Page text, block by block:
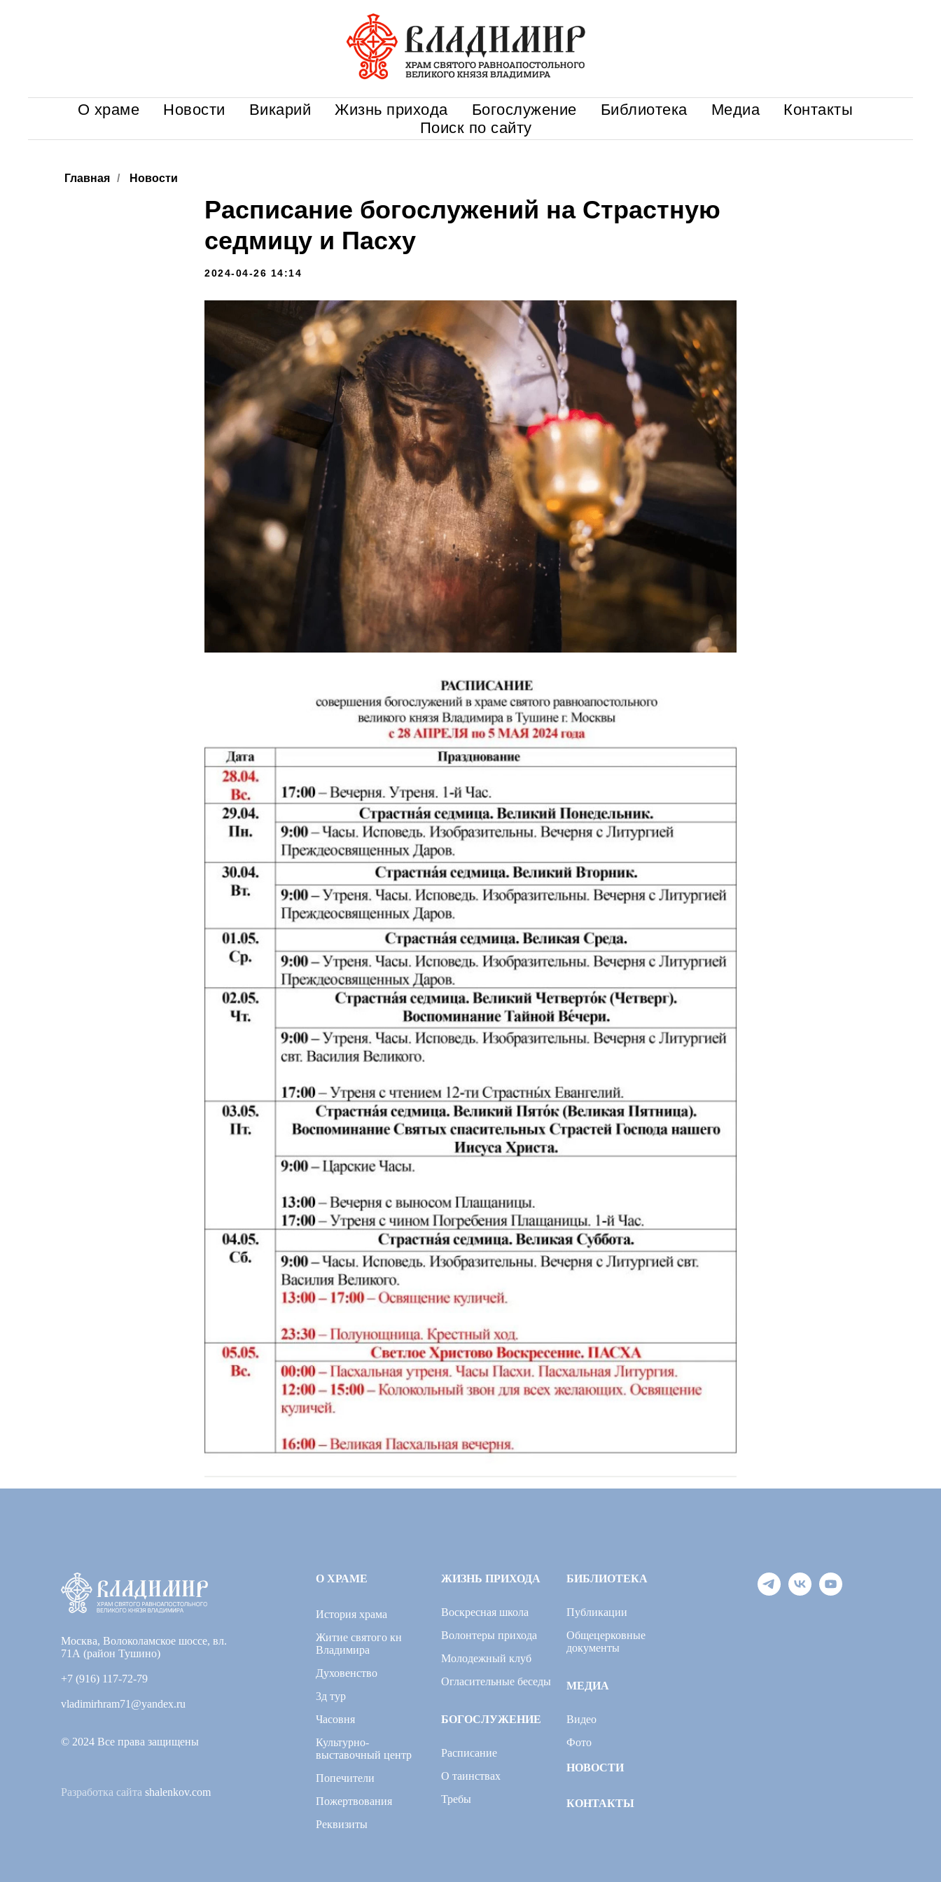
О храме Новости Викарий Жизнь прихода Богослужение Библиотека Медиа
Контакты
Поиск по сайту
Главная / Новости
Расписание богослужений на Страстную
седмицу и Пасху
2024-04-26 14:14
Москва, Волоколамское шоссе, вл.
71А (район Тушино)
+7 (916) 117-72-79
vladimirhram71@yandex.ru
© 2024 Все права защищены
Разработка сайта shalenkov.com
О ХРАМЕ
История храма
Житие святого кн
Владимира
Духовенство
3д тур
Часовня
Культурно-
выставочный центр
Попечители
Пожертвования
Реквизиты
ЖИЗНЬ ПРИХОДА
Воскресная школа
Волонтеры прихода
Молодежный клуб
Огласительные беседы
БОГОСЛУЖЕНИЕ
Расписание
О таинствах
Требы
БИБЛИОТЕКА
Публикации
Общецерковные
документы
МЕДИА
Видео
Фото
НОВОСТИ
КОНТАКТЫ